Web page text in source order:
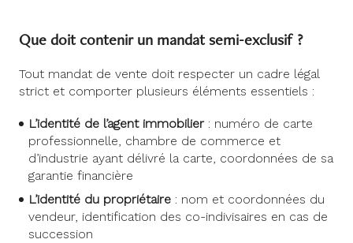
Que doit contenir un mandat semi-exclusif ?
Tout mandat de vente doit respecter un cadre légal
strict et comporter plusieurs éléments essentiels :
L’identité de l’agent immobilier : numéro de carte
professionnelle, chambre de commerce et
d’industrie ayant délivré la carte, coordonnées de sa
garantie financière
L’identité du propriétaire : nom et coordonnées du
vendeur, identification des co-indivisaires en cas de
succession